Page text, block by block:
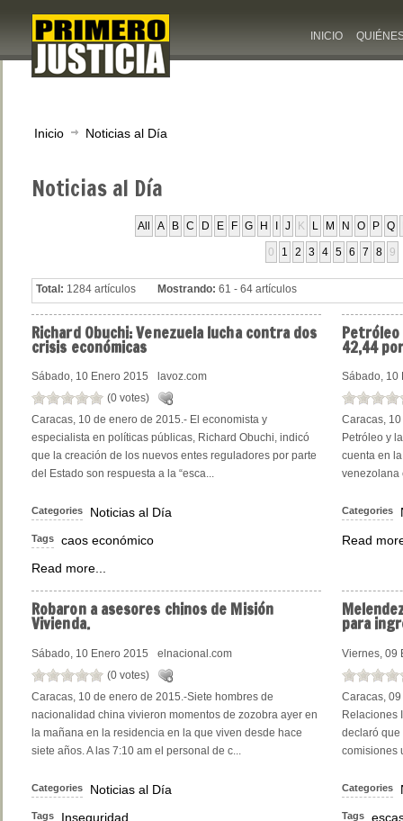
INICIO
Inicio Noticias al Día
Noticiasal Día
All A B C D E F G H J K L M N O P Q
0 1 2 3 4 5 6 7 8 9
Total: 1284 artículos Mostrando: 61 - 64 artículos
RichardObuchi: Venezuela lucha contra dos
crisis económicas
Sábado, 10 Enero 2015
lavoz.com
(0 votes)
Caracas, 10 de enero de 2015.- El economista y
especialista en políticas públicas, Richard Obuchi, indicó
que la creación de los nuevos entes reguladores por parte
del Estado son respuesta a la “esca...
Categories Noticias al Día
Tags
caos económico
Read more...
Petróleo
42,44
Sábado, 10
Caracas,
Petróleo y
cuenta en
venezolana
Categories
Read
Robarona asesores chinos de Misión
Vivienda.
Sábado, 10 Enero 2015
elnacional.com
(0 votes)
Caracas, 10 de enero de 2015.-Siete hombres de
nacionalidad china vivieron momentos de zozobra ayer en
la mañana en la residencia en la que viven desde hace
siete años. A las 7:10 am el personal de c...
Categories Noticias al Día
Tags
Inseguridad
para
Viernes, 09
Caracas,
Relaciones
declaró que
comisiones
Categories
Tags